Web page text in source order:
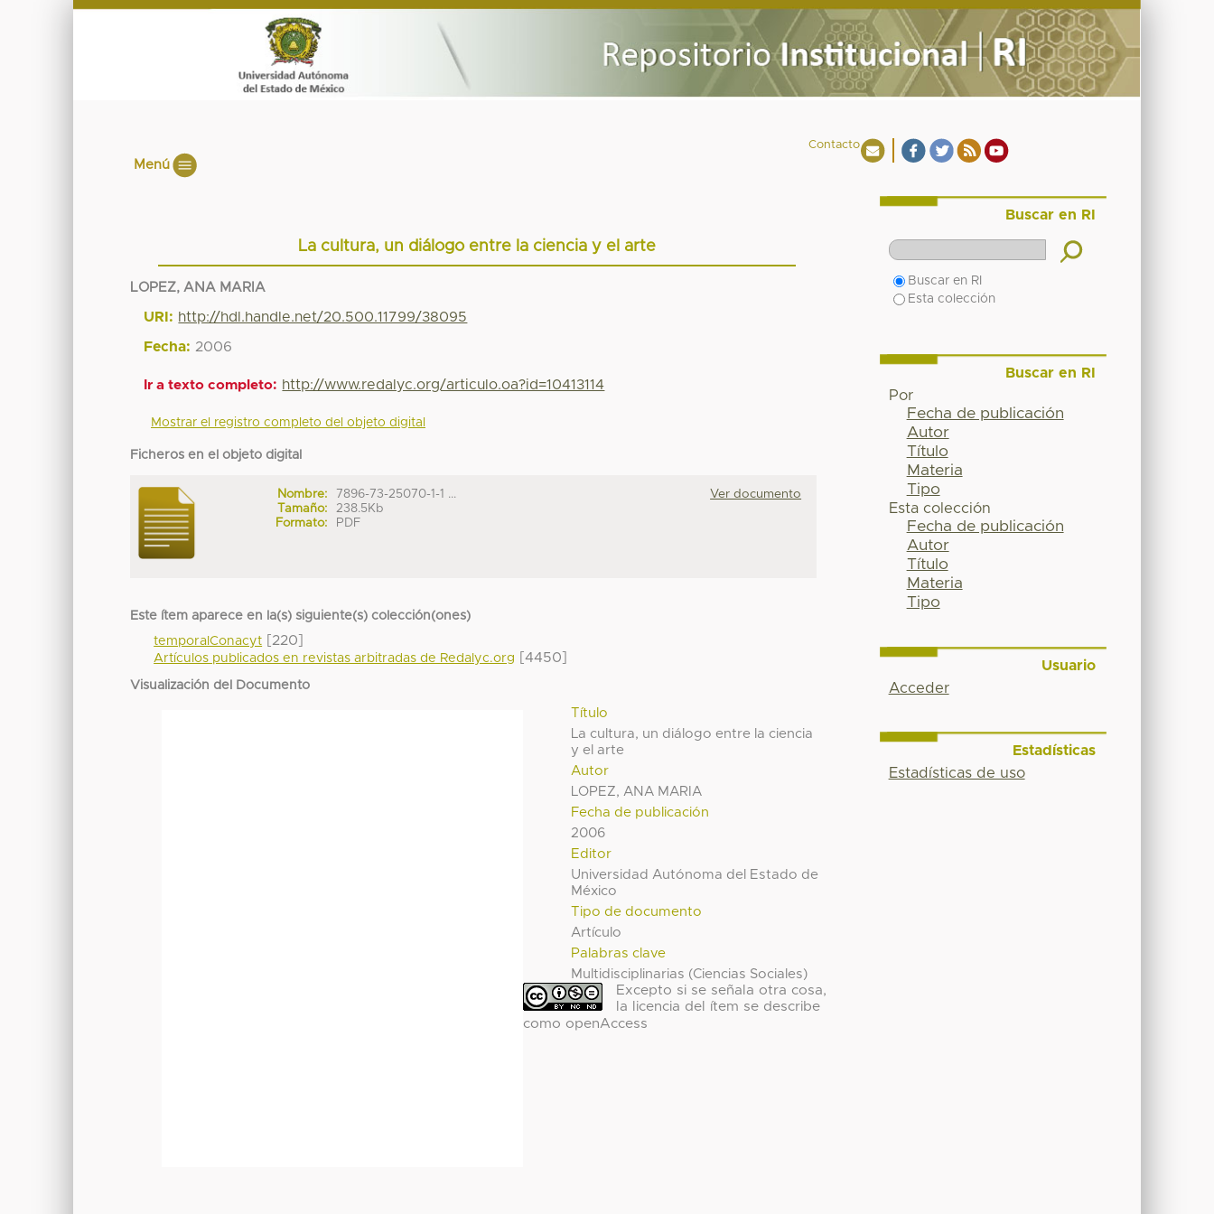
Contacto
Menú
La cultura, un diálogo entre la ciencia y el arte
LOPEZ, ANA MARIA
URI: http://hdl.handle.net/20.500.11799/38095
Fecha: 2006
Ir a texto completo: http://www.redalyc.org/articulo.oa?id=10413114
Mostrar el registro completo del objeto digital
Ficheros en el objeto digital
Nombre:
7896-73-25070-1-1 ...
Tamaño:
238.5Kb
Formato:
PDF
Ver documento
Este ítem aparece en la(s) siguiente(s) colección(ones)
temporalConacyt [220]
Artículos publicados en revistas arbitradas de Redalyc.org [4450]
Visualización del Documento
Título
La cultura, un diálogo entre la ciencia
y el arte
Autor
LOPEZ, ANA MARIA
Fecha de publicación
2006
Editor
Universidad Autónoma del Estado de
México
Tipo de documento
Artículo
Palabras clave
Multidisciplinarias (Ciencias Sociales)
Excepto si se señala otra cosa,
la licencia del ítem se describe
como openAccess
Buscar en RI
Buscar en RI
Esta colección
Buscar en RI
Por
Fecha de publicación
Autor
Título
Materia
Tipo
Esta colección
Fecha de publicación
Autor
Título
Materia
Tipo
Usuario
Acceder
Estadísticas
Estadísticas de uso